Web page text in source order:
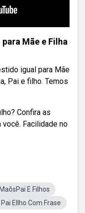
Mãe e Filha
igual para Mãe
Pai e filho. Temos
Confira as
Facilidade no
E Filhos
EIlho Com Frase